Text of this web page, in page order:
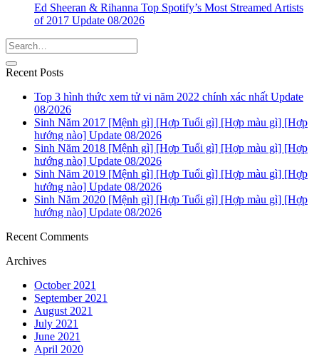
Ed Sheeran & Rihanna Top Spotify’s Most Streamed Artists
of 2017 Update 08/2026
Recent Posts
Top 3 hình thức xem tử vi năm 2022 chính xác nhất Update
08/2026
Sinh Năm 2017 [Mệnh gì] [Hợp Tuổi gì] [Hợp màu gì] [Hợp
hướng nào] Update 08/2026
Sinh Năm 2018 [Mệnh gì] [Hợp Tuổi gì] [Hợp màu gì] [Hợp
hướng nào] Update 08/2026
Sinh Năm 2019 [Mệnh gì] [Hợp Tuổi gì] [Hợp màu gì] [Hợp
hướng nào] Update 08/2026
Sinh Năm 2020 [Mệnh gì] [Hợp Tuổi gì] [Hợp màu gì] [Hợp
hướng nào] Update 08/2026
Recent Comments
Archives
October 2021
September 2021
August 2021
July 2021
June 2021
April 2020